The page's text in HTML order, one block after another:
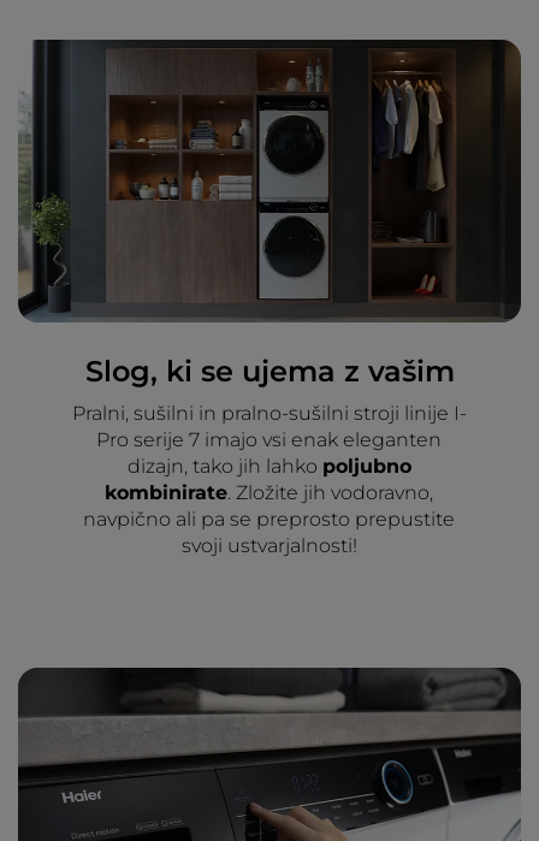
Slog, ki se ujema z vašim
Pralni, sušilni in pralno-sušilni stroji linije I-
Pro serije 7 imajo vsi enak eleganten
dizajn, tako jih lahko poljubno
kombinirate. Zložite jih vodoravno,
navpično ali pa se preprosto prepustite
svoji ustvarjalnosti!